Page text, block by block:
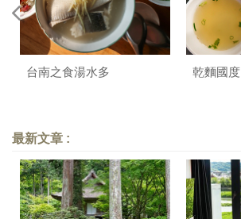
台南之食湯水多 乾麵國度
最新文章 :